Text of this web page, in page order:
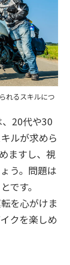
れるスキルにつ
20代や30
ルが求めら
ますし、視
う。問題は
です。
を心がけま
クを楽しめ